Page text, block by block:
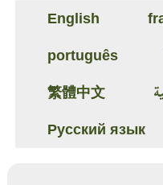
English
português
繁體中文
Русский язык